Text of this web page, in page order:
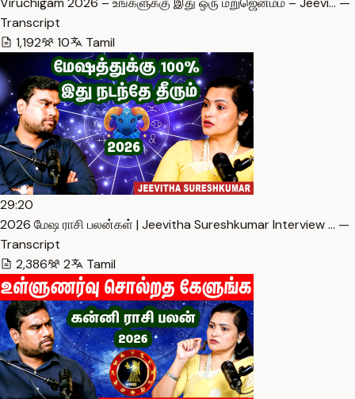
Transcript
1,192
10 Tamil
29:20
2026 மேஷ ராசி பலன்கள் | Jeevitha Sureshkumar Interview … —
Transcript
2,386
2 Tamil